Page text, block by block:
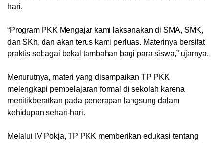
hari.
“Program PKK Mengajar kami laksanakan di SMA, SMK,
dan SKh, dan akan terus kami perluas. Materinya bersifat
praktis sebagai bekal tambahan bagi para siswa,” ujarnya.
Menurutnya, materi yang disampaikan TP PKK
melengkapi pembelajaran formal di sekolah karena
menitikberatkan pada penerapan langsung dalam
kehidupan sehari-hari.
Melalui IV Pokja, TP PKK memberikan edukasi tentang